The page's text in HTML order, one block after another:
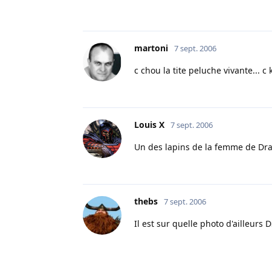
martoni 7 sept. 2006
c chou la tite peluche vivante... c
Louis X 7 sept. 2006
Un des lapins de la femme de
thebs 7 sept. 2006
Il est sur quelle photo d'ailleurs